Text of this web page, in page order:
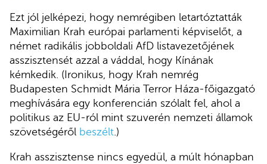
Ezt jól jelképezi, hogy nemrégiben letartóztatták
Maximilian Krah európai parlamenti képviselőt, a
német radikális jobboldali AfD listavezetőjének
asszisztensét azzal a váddal, hogy Kínának
kémkedik. (Ironikus, hogy Krah nemrég
Budapesten Schmidt Mária Terror Háza-főigazgató
meghívására egy konferencián szólalt fel, ahol a
politikus az EU-ról mint szuverén nemzeti államok
szövetségéről beszélt.)
Krah asszisztense nincs egyedül, a múlt hónapban